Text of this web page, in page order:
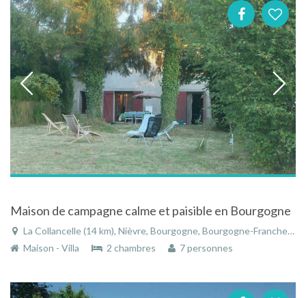
Maison de campagne calme et paisible en Bourgogne
La Collancelle (14 km), Nièvre, Bourgogne, Bourgogne-Franche-Comté, France
Maison - Villa
2 chambres 7 personnes